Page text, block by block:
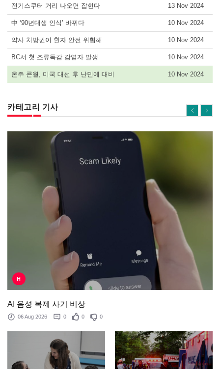
전기스쿠터 거리 나오면 잡힌다 13 Nov 2024
中 ‘90년대생 인식’ 바뀌다 10 Nov 2024
약사 처방권이 환자 안전 위협해 10 Nov 2024
BC서 첫 조류독감 감염자 발생 10 Nov 2024
온주 콘월, 미국 대선 후 난민에 대비 10 Nov 2024
카테고리 기사
H
AI 음성 복제 사기 비상
06 Aug 2026 0 0 0